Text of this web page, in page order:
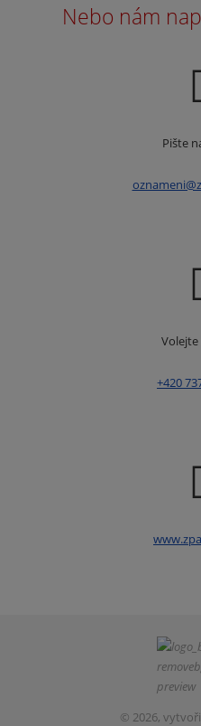
řešení
nepodařilo
Nebo nám
Pište
Volejte
+420
© 2026,